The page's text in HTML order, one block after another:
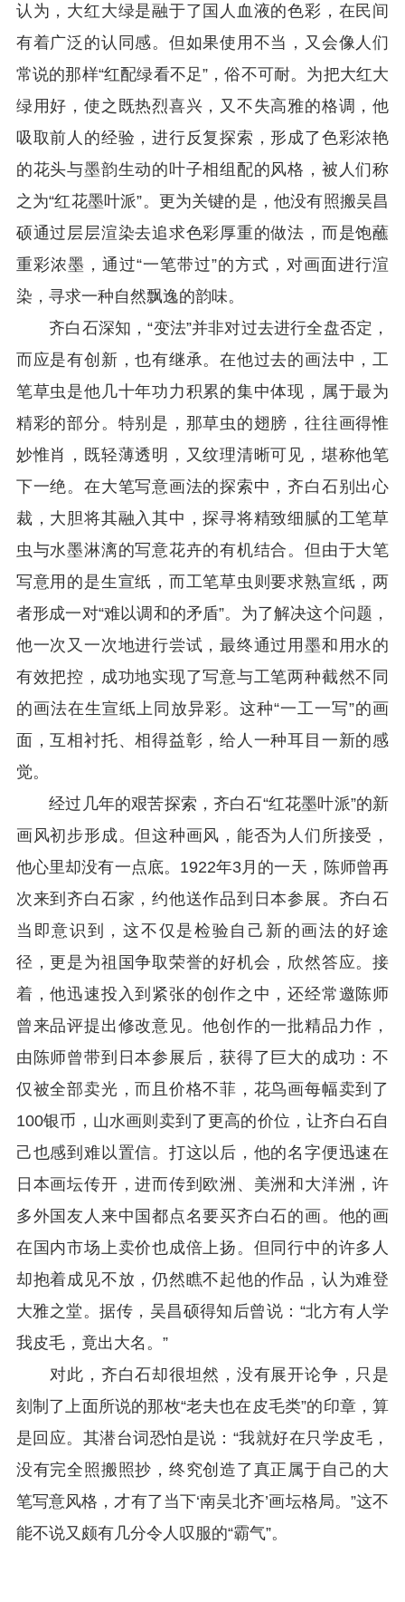
认为，大红大绿是融于了国人血液的色彩，在民间
有着广泛的认同感。但如果使用不当，又会像人们
常说的那样“红配绿看不足”，俗不可耐。为把大红大
绿用好，使之既热烈喜兴，又不失高雅的格调，他
吸取前人的经验，进行反复探索，形成了色彩浓艳
的花头与墨韵生动的叶子相组配的风格，被人们称
之为“红花墨叶派”。更为关键的是，他没有照搬吴昌
硕通过层层渲染去追求色彩厚重的做法，而是饱蘸
重彩浓墨，通过“一笔带过”的方式，对画面进行渲
染，寻求一种自然飘逸的韵味。
齐白石深知，“变法”并非对过去进行全盘否定，
而应是有创新，也有继承。在他过去的画法中，工
笔草虫是他几十年功力积累的集中体现，属于最为
精彩的部分。特别是，那草虫的翅膀，往往画得惟
妙惟肖，既轻薄透明，又纹理清晰可见，堪称他笔
下一绝。在大笔写意画法的探索中，齐白石别出心
裁，大胆将其融入其中，探寻将精致细腻的工笔草
虫与水墨淋漓的写意花卉的有机结合。但由于大笔
写意用的是生宣纸，而工笔草虫则要求熟宣纸，两
者形成一对“难以调和的矛盾”。为了解决这个问题，
他一次又一次地进行尝试，最终通过用墨和用水的
有效把控，成功地实现了写意与工笔两种截然不同
的画法在生宣纸上同放异彩。这种“一工一写”的画
面，互相衬托、相得益彰，给人一种耳目一新的感
觉。
经过几年的艰苦探索，齐白石“红花墨叶派”的新
画风初步形成。但这种画风，能否为人们所接受，
他心里却没有一点底。1922年3月的一天，陈师曾再
次来到齐白石家，约他送作品到日本参展。齐白石
当即意识到，这不仅是检验自己新的画法的好途
径，更是为祖国争取荣誉的好机会，欣然答应。接
着，他迅速投入到紧张的创作之中，还经常邀陈师
曾来品评提出修改意见。他创作的一批精品力作，
由陈师曾带到日本参展后，获得了巨大的成功：不
仅被全部卖光，而且价格不菲，花鸟画每幅卖到了
100银币，山水画则卖到了更高的价位，让齐白石自
己也感到难以置信。打这以后，他的名字便迅速在
日本画坛传开，进而传到欧洲、美洲和大洋洲，许
多外国友人来中国都点名要买齐白石的画。他的画
在国内市场上卖价也成倍上扬。但同行中的许多人
却抱着成见不放，仍然瞧不起他的作品，认为难登
大雅之堂。据传，吴昌硕得知后曾说：“北方有人学
我皮毛，竟出大名。”
对此，齐白石却很坦然，没有展开论争，只是
刻制了上面所说的那枚“老夫也在皮毛类”的印章，算
是回应。其潜台词恐怕是说：“我就好在只学皮毛，
没有完全照搬照抄，终究创造了真正属于自己的大
笔写意风格，才有了当下‘南吴北齐’画坛格局。”这不
能不说又颇有几分令人叹服的“霸气”。